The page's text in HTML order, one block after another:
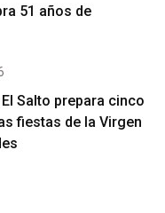
51 años de
Salto prepara cinco
fiestas de la Virgen